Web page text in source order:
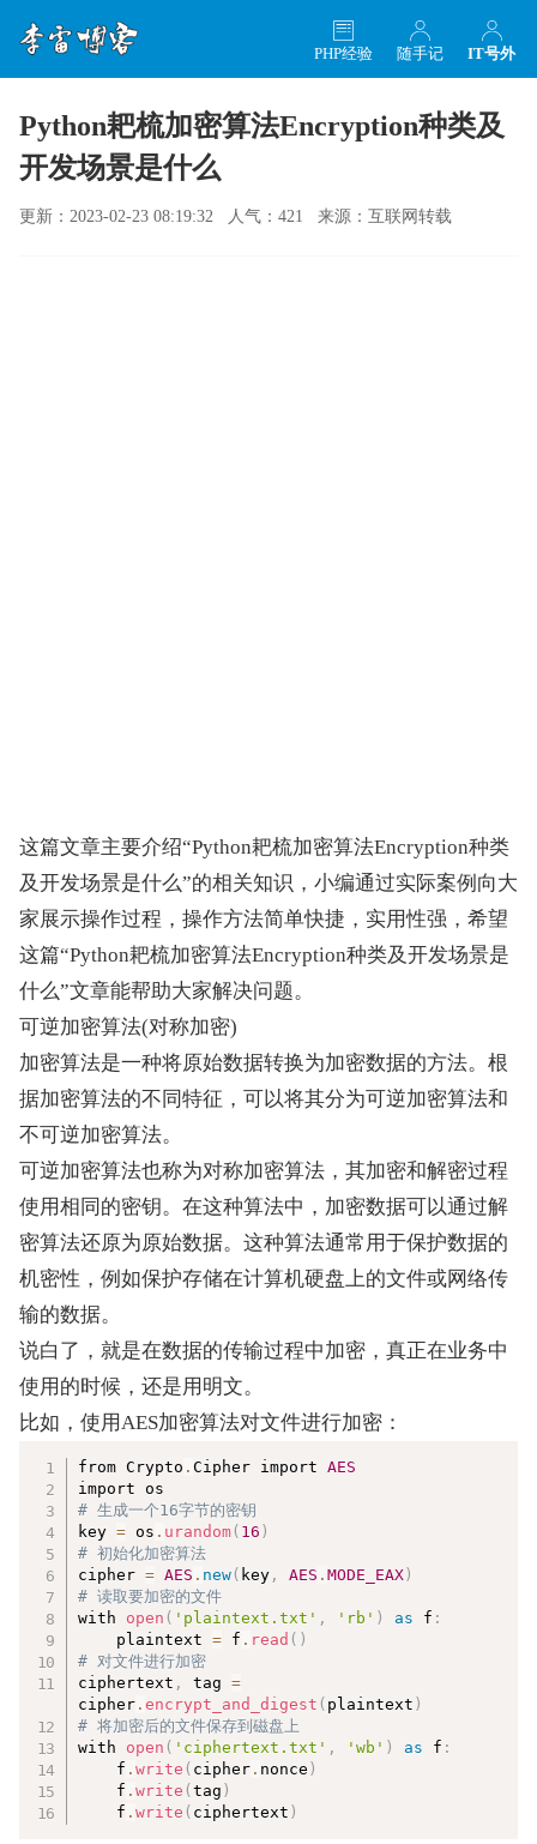
IT号外
随手记
PHP经验
Python耙梳加密算法Encryption种类及
开发场景是什么
更新：2023-02-23 08:19:32 人气：421 来源：互联网转载
这篇文章主要介绍“Python耙梳加密算法Encryption种类
及开发场景是什么”的相关知识，小编通过实际案例向大
家展示操作过程，操作方法简单快捷，实用性强，希望
这篇“Python耙梳加密算法Encryption种类及开发场景是
什么”文章能帮助大家解决问题。
可逆加密算法(对称加密)
加密算法是一种将原始数据转换为加密数据的方法。根
据加密算法的不同特征，可以将其分为可逆加密算法和
不可逆加密算法。
可逆加密算法也称为对称加密算法，其加密和解密过程
使用相同的密钥。在这种算法中，加密数据可以通过解
密算法还原为原始数据。这种算法通常用于保护数据的
机密性，例如保护存储在计算机硬盘上的文件或网络传
输的数据。
说白了，就是在数据的传输过程中加密，真正在业务中
使用的时候，还是用明文。
比如，使用AES加密算法对文件进行加密：
from Crypto .Cipher import AES
# 生成一个16字节的密钥
key = os . urandom( 16 )
# 初始化加密算法
cipher = AES . new( key , AES .MODE_EAX )
# 读取要加密的文件
with open ( 'plaintext.txt' , 'rb' ) as f :
    plaintext
= f . read ( )
# 对文件进行加密
ciphertext , tag =
cipher .encrypt_and_digest ( plaintext )
# 将加密后的文件保存到磁盘上
with open ( 'ciphertext.txt' , 'wb' ) as f :
    f
.write ( cipher . nonce )
    f
.write (tag )
    f
.write ( ciphertext )